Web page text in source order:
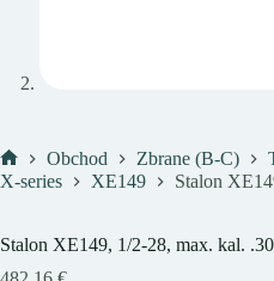
Domov
Obchod Zbrane (B-C)
X-series
XE149 Stalon
Stalon XE149, 1/2-28, max. kal. .30